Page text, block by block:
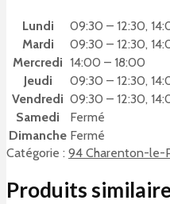
Lundi
09:30 – 12:30,
Mardi
09:30 – 12:30,
Mercredi 14:00 – 18:00
Jeudi
09:30 – 12:30,
Vendredi 09:30 – 12:30,
Samedi
Fermé
Dimanche Fermé
Catégorie : 94 Charenton-le-
Produits